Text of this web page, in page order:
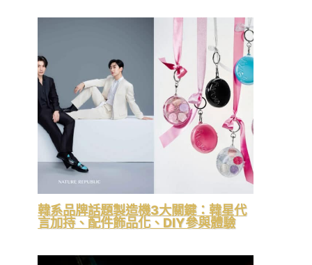
韓系品牌話題製造機3大關鍵：韓星代
言加持、配件飾品化、DIY參與體驗